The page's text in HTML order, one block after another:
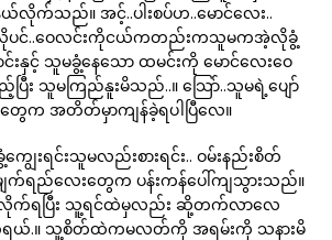
ယ်လိုက်သည်။ အင့်..ပါးစပ်ဟ..မောင်လေး..
ပင်..ဝေလင်းကိုငယ်ကတည်းကသူမကအဲ့လိုခွံ့
င်းနှင့် သူမခွံ့နေသော ထမင်းကို မောင်လေးဝေ
ပြီး သူမကြည်နူးမိသည်..။ သြော်..သူမရဲ့ပျော်
ေက အတိတ်မှာကျန်ခဲ့ရပါပြီလေ။
ျွေးရင်းသူမလည်းစားရင်း.. ဝမ်းနည်းစိတ်
ျက်ရည်လေးတွေက ပန်းကန်ပေါ်ကျသွားသည်။
လိုက်ရပြီး သူ့ရင်ထဲမှလည်း ဆို့တက်လာလေ
ယ်.။ သူ့စိတ်ထဲကမလတ်ကို အရမ်းကို သနားမိ